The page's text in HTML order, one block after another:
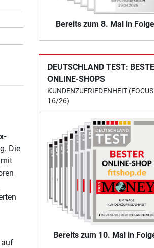
Die
auf
Bereits zum 8. Mal in Folge
DEUTSCHLAND TEST: BESTE
ONLINE-SHOPS
KUNDENZUFRIEDENHEIT (FOCUS
16/26)
Bereits zum 10. Mal in